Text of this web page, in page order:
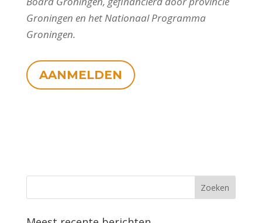
Groningen en het Nationaal Programma
Groningen.
AANMELDEN